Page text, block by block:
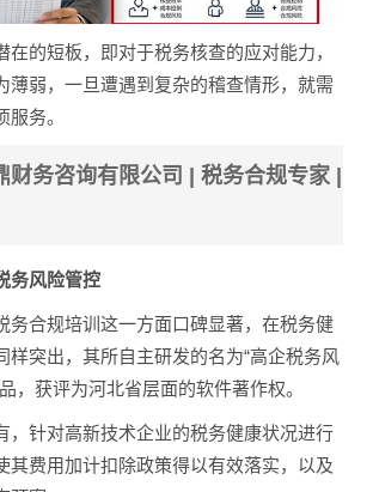
在的短板，即对于税务核查的应对能力，
薄弱，一旦遭遇到复杂的稽查情形，就需
务。
财务咨询有限公司 | 税务合规专家 |
务风险管控
务合规培训这一方面口碑显著，在税务健
样突出，其所自主研发的名为“高企税务风
，获评为河北省层面的软件著作权。
，针对高新技术企业的税务健康状况进行
其费用加计扣除政策得以有效落实，以及